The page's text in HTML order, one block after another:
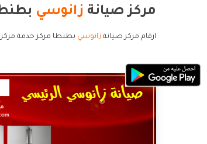
مركز صيانة زانوسي
ارقام مركز صيانة زانوسي بطنطا مركز خدمة